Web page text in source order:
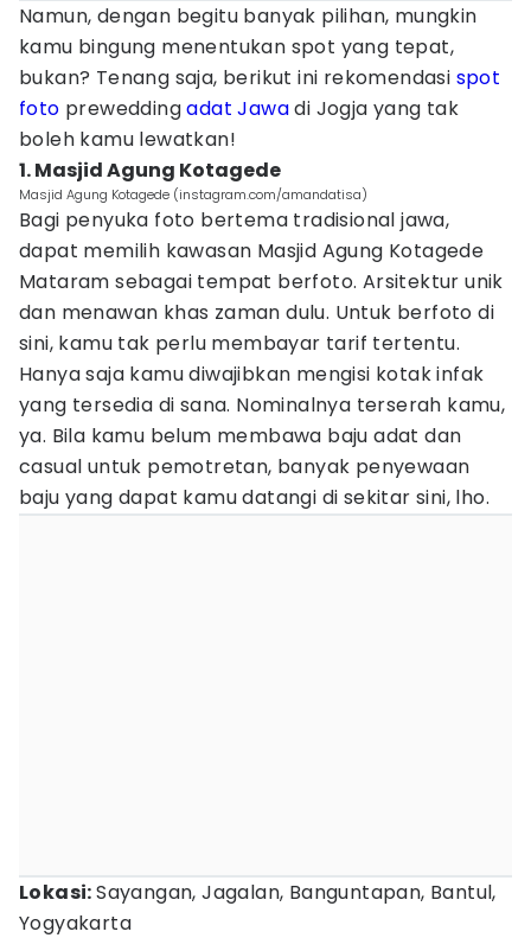
Namun, dengan begitu banyak pilihan, mungkin
kamu bingung menentukan spot yang tepat,
bukan? Tenang saja, berikut ini rekomendasi spot
foto preweddingadat Jawadi Jogja yang tak
boleh kamu lewatkan!
1. Masjid Agung Kotagede
Masjid Agung Kotagede (instagram.com/amandatisa)
Bagi penyuka foto bertema tradisional jawa,
dapat memilih kawasan Masjid Agung Kotagede
Mataram sebagai tempat berfoto. Arsitektur unik
dan menawan khas zaman dulu. Untuk berfoto di
sini, kamu tak perlu membayar tarif tertentu.
Hanya saja kamu diwajibkan mengisi kotak infak
yang tersedia di sana. Nominalnya terserah kamu,
ya. Bila kamu belum membawa baju adat dan
casual untuk pemotretan, banyak penyewaan
baju yang dapat kamu datangi di sekitar sini, lho.
Lokasi:Sayangan, Jagalan, Banguntapan, Bantul,
Yogyakarta